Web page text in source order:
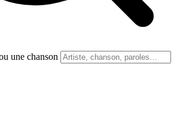
une chanson